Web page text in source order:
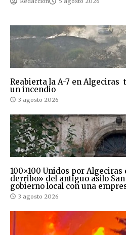
Reabierta la A-7 en
un incendio
3 agosto 2026
100×100 Unidos por
derribo» del antiguo asilo
gobierno local con una
3 agosto 2026